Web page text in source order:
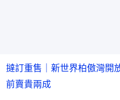
撻訂重售｜新世界柏傲灣
前賣貴兩成